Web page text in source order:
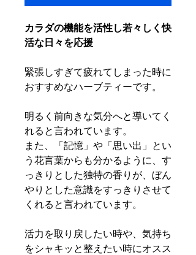
カラダの機能を活性し若々しく快
活な日々を応援
緊張しすぎて疲れてしまった時に
おすすめなハーブティーです。
明るく前向きな気分へと導いてく
れると言われています。
また、「記憶」や「思い出」とい
う花言葉からも分かるように、す
っきりとした独特の香りが、ぼん
やりとした意識をすっきりさせて
くれると言われています。
活力を取り戻したい時や、気持ち
をシャキッと整えたい時にオスス